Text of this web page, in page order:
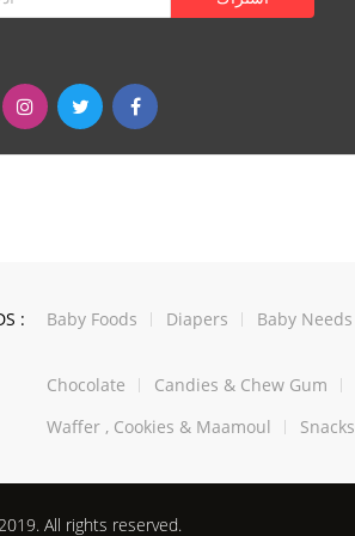
: Baby Foods Diapers Baby Needs
Chocolate Candies & Chew Gum
Waffer , Cookies & Maamoul
Snacks
All rights reserved.